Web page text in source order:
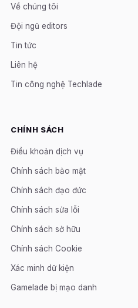
Về chúng tôi
Đội ngũ editors
Tin tức
Liên hệ
Tin công nghệ Techlade
CHÍNH SÁCH
Điều khoản dịch vụ
Chính sách bảo mật
Chính sách đạo đức
Chính sách sửa lỗi
Chính sách sở hữu
Chính sách Cookie
Xác minh dữ kiện
Gamelade bị mạo danh